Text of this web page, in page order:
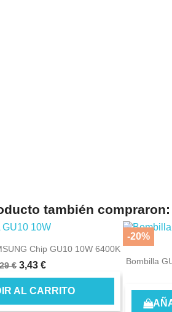
también compraron:
Chip GU10 10W 6400K
€ 3,43 €
AL CARRITO
Bombilla
-20%